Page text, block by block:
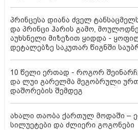
პრინცესა დიანა ძველ
და პრინცი ჰარის გამო,
აუხსნელი მიზეზით ყიდდა -
დეტალებზე საკუთარ წიგნში
10 წელი ერთად - როგორ
და ლუი გარელმა მეგობრული
დაშორების შემდეგ
ახალი თაობა ქართულ მოდაში –
სილუეტები და ძლიერი გოგონები